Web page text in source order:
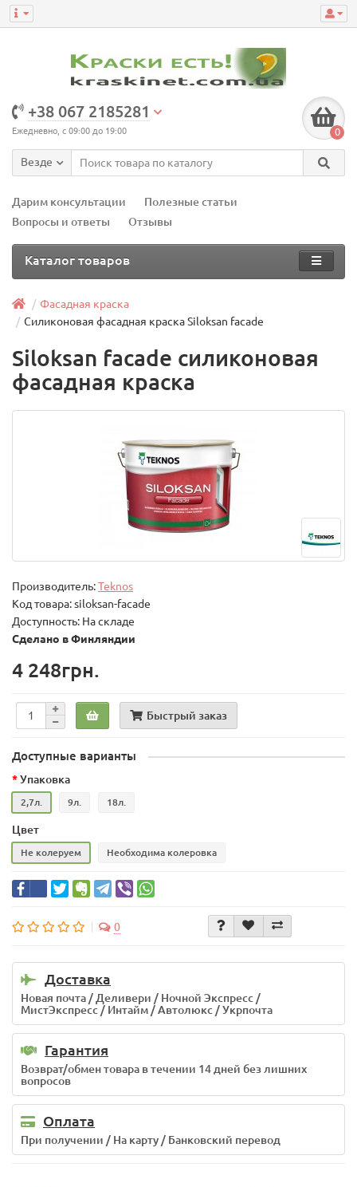
+38 067 2185281
Ежедневно, с 09:00 до 19:00 0
Везде
Дарим консультации
Полезные статьи
Вопросы и ответы
Отзывы
Каталог товаров
Фасадная краска
Силиконовая фасадная краска Siloksan facade
Siloksan facade силиконовая
фасадная краска
Производитель:Teknos
Код товара:siloksan-facade
Доступность: На складе
Сделано в Финляндии
4 248грн.
Быстрый заказ
Доступные варианты
Упаковка
2,7л. 9л. 18л.
Цвет
Не колеруем Необходима колеровка
0
Доставка
Новая почта / Деливери / Ночной Экспресс /
МистЭкспресс / Интайм / Автолюкс / Укрпочта
Гарантия
Возврат/обмен товара в течении 14 дней без лишних
вопросов
Оплата
При получении / На карту / Банковский перевод